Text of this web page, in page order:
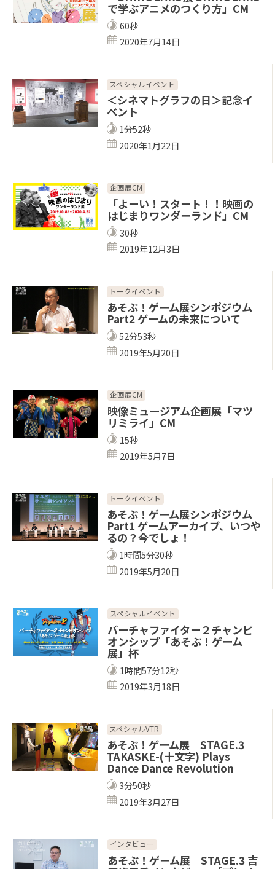
で学ぶアニメのつくり方」CM
60秒
2020年7月14日
スペシャルイベント
＜シネマトグラフの日＞記念イ
ベント
1分52秒
2020年1月22日
企画展CM
「よーい！スタート！！映画の
はじまりワンダーランド」CM
30秒
2019年12月3日
トークイベント
あそぶ！ゲーム展シンポジウム
Part2 ゲームの未来について
52分53秒
2019年5月20日
企画展CM
映像ミュージアム企画展「マツ
リミライ」CM
15秒
2019年5月7日
トークイベント
あそぶ！ゲーム展シンポジウム
Part1 ゲームアーカイブ、いつや
るの？今でしょ！
1時間5分30秒
2019年5月20日
スペシャルイベント
バーチャファイター２チャンピ
オンシップ「あそぶ！ゲーム
展」杯
1時間57分12秒
2019年3月18日
スペシャルVTR
あそぶ！ゲーム展 STAGE.3
TAKASKE-(十文字) Plays
Dance Dance Revolution
3分50秒
2019年3月27日
インタビュー
あそぶ！ゲーム展 STAGE.3 吉